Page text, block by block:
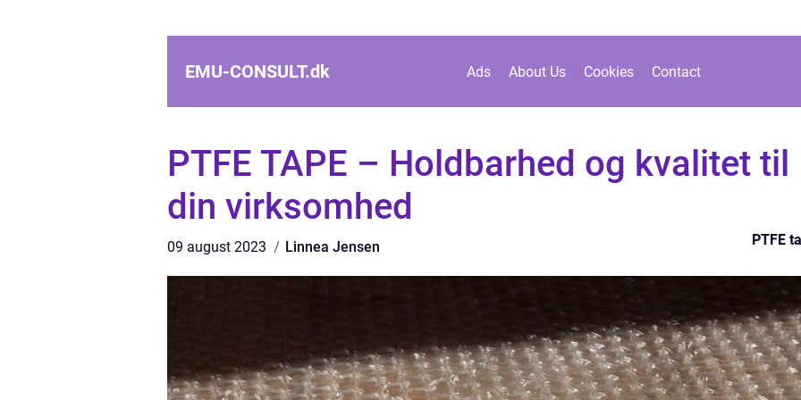
EMU-CONSULT.dk Ads About Us Cookies Contact
PTFE TAPE – Holdbarhed og kvalitet til
din virksomhed
09 august 2023 Linnea Jensen PTFE